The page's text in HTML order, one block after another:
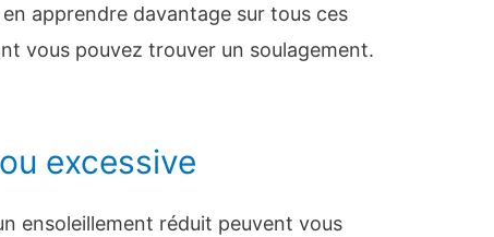
apprendre davantage sur tous ces
vous pouvez trouver un soulagement.
excessive
ensoleillement réduit peuvent vous